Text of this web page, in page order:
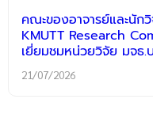
คณะของอาจารย์และนัก
KMUTT Research
เยี่ยมชมหน่วยวิจัย มจธ.
21/07/2026